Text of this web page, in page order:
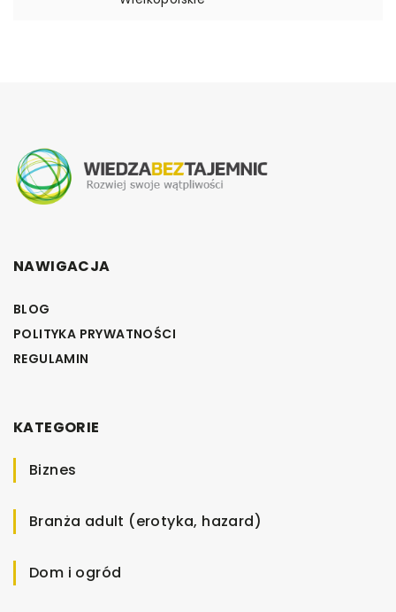
NAWIGACJA
BLOG
POLITYKA PRYWATNOŚCI
REGULAMIN
KATEGORIE
Biznes
Branża adult (erotyka, hazard)
Dom i ogród